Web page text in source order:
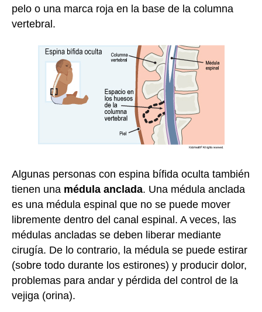
pelo o una marca roja en la base de la columna
vertebral.
Algunas personas con espina bífida oculta también
tienen una médula anclada. Una médula anclada
es una médula espinal que no se puede mover
libremente dentro del canal espinal. A veces, las
médulas ancladas se deben liberar mediante
cirugía. De lo contrario, la médula se puede estirar
(sobre todo durante los estirones) y producir dolor,
problemas para andar y pérdida del control de la
vejiga (orina).